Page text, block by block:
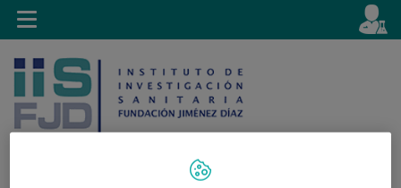
Saltar al contenido
activo
es
Toggle
navigation